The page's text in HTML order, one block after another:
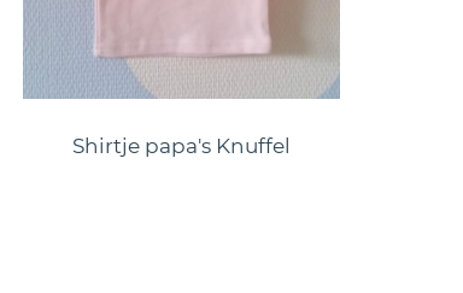
Shirtje papa's Knuffel